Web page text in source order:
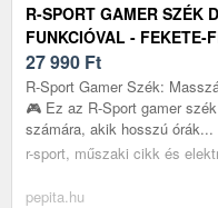
R-SPORT GAMER SZÉK
FUNKCIÓVAL - FEKETE-
27 990 Ft
R-Sport Gamer Szék:
🎮 Ez az R-Sport gamer
számára, akik hosszú órák...
r-sport, műszaki cikk és
pepita.hu